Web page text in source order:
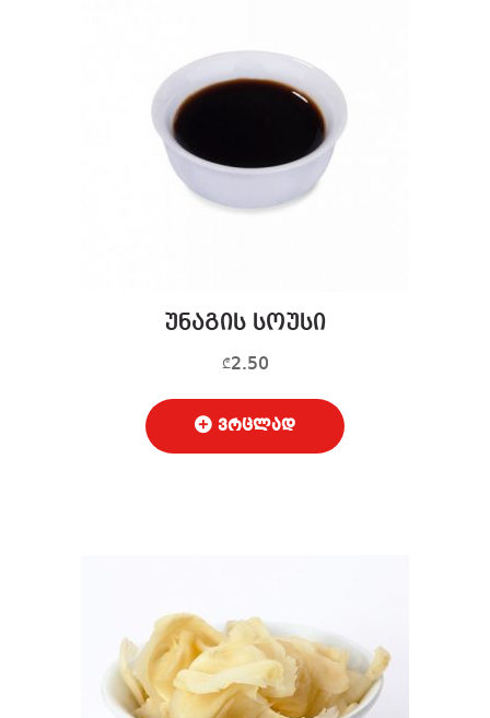
უნაგის სოუსი
₾2.50
ვრცლად